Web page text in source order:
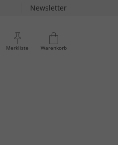
Newsletter
Merkliste Warenkorb